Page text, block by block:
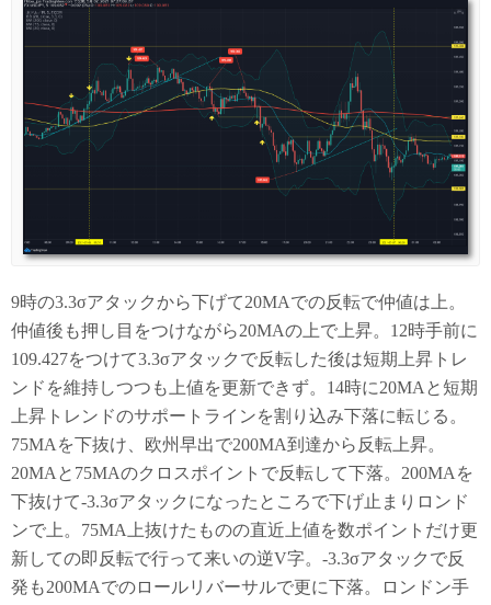
9時の3.3σアタックから下げて20MAでの反転で仲値は上。
仲値後も押し目をつけながら20MAの上で上昇。12時手前に
109.427をつけて3.3σアタックで反転した後は短期上昇トレ
ンドを維持しつつも上値を更新できず。14時に20MAと短期
上昇トレンドのサポートラインを割り込み下落に転じる。
75MAを下抜け、欧州早出で200MA到達から反転上昇。
20MAと75MAのクロスポイントで反転して下落。200MAを
下抜けて-3.3σアタックになったところで下げ止まりロンド
ンで上。75MA上抜けたものの直近上値を数ポイントだけ更
新しての即反転で行って来いの逆V字。-3.3σアタックで反
発も200MAでのロールリバーサルで更に下落。ロンドン手